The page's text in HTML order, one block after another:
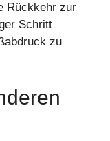
Rückkehr zur
Schritt
zu